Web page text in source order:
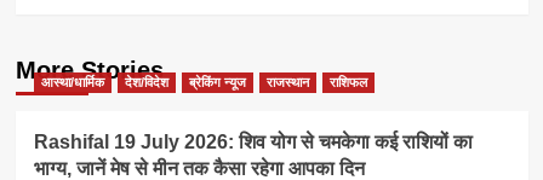
More Stories
आस्था/धार्मिक देश/विदेश ब्रेकिंग न्यूज राजस्थान राशिफल
Rashifal 19 July 2026: शिव योग से चमकेगा कई राशियों का
भाग्य, जानें मेष से मीन तक कैसा रहेगा आपका दिन